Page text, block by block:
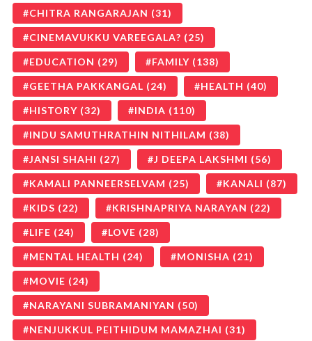
CHITRA RANGARAJAN (31)
CINEMAVUKKU VAREEGALA? (25)
EDUCATION (29) FAMILY (138)
GEETHA PAKKANGAL (24) HEALTH (40)
HISTORY (32) INDIA (110)
INDU SAMUTHRATHIN NITHILAM (38)
JANSI SHAHI (27) J DEEPA LAKSHMI (56)
KAMALI PANNEERSELVAM (25) KANALI (87)
KIDS (22) KRISHNAPRIYA NARAYAN (22)
LIFE (24) LOVE (28)
MENTAL HEALTH (24) MONISHA (21)
MOVIE (24)
NARAYANI SUBRAMANIYAN (50)
NENJUKKUL PEITHIDUM MAMAZHAI (31)